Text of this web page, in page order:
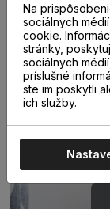
Na
sociálnych
cookie.
stránky,
sociálnych
príslušné
ste im poskytli
ich služby.